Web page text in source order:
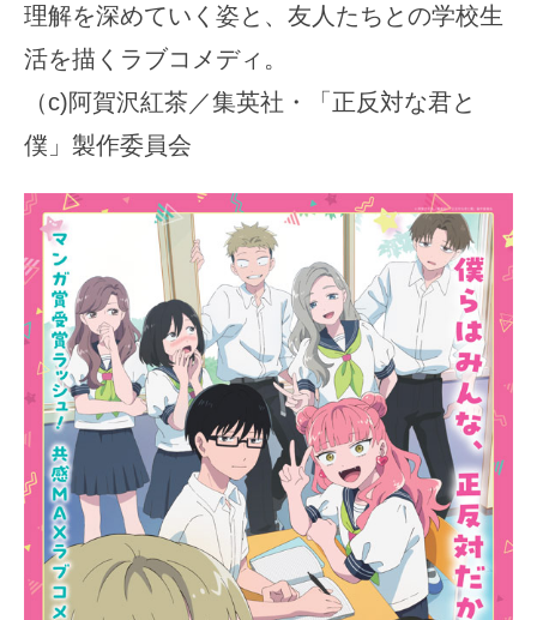
理解を深めていく姿と、友人たちとの学校生
活を描くラブコメディ。
（c)阿賀沢紅茶／集英社・「正反対な君と
僕」製作委員会